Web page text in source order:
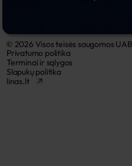
© 2026 Visos teisės saugomos
Privatumo politika
Terminai ir sąlygos
Slapukų politika
linas.lt